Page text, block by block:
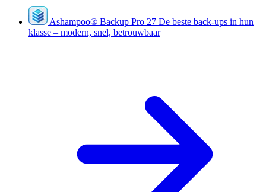
Ashampoo® Backup Pro 27 De beste back-ups in hun
klasse – modern, snel, betrouwbaar